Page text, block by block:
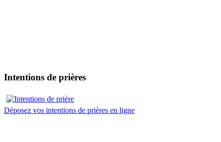
Intentions de prières
Déposez vos intentions de prières en ligne